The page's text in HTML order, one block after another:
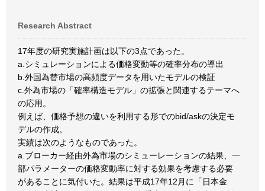
Research Abstract
17年度の研究実施計画は以下の3点であった。
a.シミュレーションによる価格変動等の確率分布の導出
b.外国為替市場の高頻度データを用いたモデルの検証
c.外為市場の「確率構造モデル」の拡張と関連するテーマへ
の応用。
例えば、価格予想の違いを利用する形でのbid/askの決定モ
デルの作成。
実績は次のようなものであった。
a.ブローカー経由外為市場のシミューレーションの結果、一
部パラメーターの価格変動率に対する効果を考慮する必要
があることに気付いた。結果は平成17年12月に「日本金